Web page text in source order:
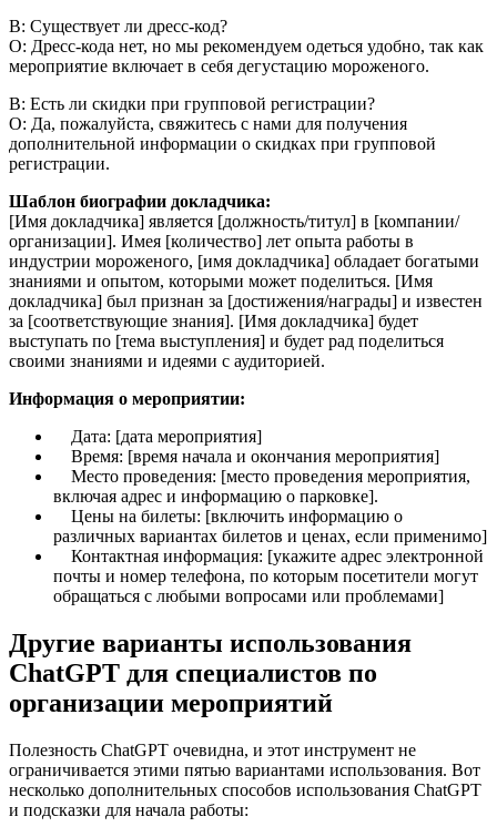
В: Существует ли дресс-код?
О: Дресс-кода нет, но мы рекомендуем одеться удобно, так как
мероприятие включает в себя дегустацию мороженого.
В: Есть ли скидки при групповой регистрации?
О: Да, пожалуйста, свяжитесь с нами для получения
дополнительной информации о скидках при групповой
регистрации.
Шаблон биографии докладчика:
[Имя докладчика] является [должность/титул] в [компании/
организации]. Имея [количество] лет опыта работы в
индустрии мороженого, [имя докладчика] обладает богатыми
знаниями и опытом, которыми может поделиться. [Имя
докладчика] был признан за [достижения/награды] и известен
за [соответствующие знания]. [Имя докладчика] будет
выступать по [тема выступления] и будет рад поделиться
своими знаниями и идеями с аудиторией.
Информация о мероприятии:
Дата: [дата мероприятия]
Время: [время начала и окончания мероприятия]
Место проведения: [место проведения мероприятия,
включая адрес и информацию о парковке].
Цены на билеты: [включить информацию о
различных вариантах билетов и ценах, если применимо]
Контактная информация: [укажите адрес электронной
почты и номер телефона, по которым посетители могут
обращаться с любыми вопросами или проблемами]
Другие варианты использования
ChatGPT для специалистов по
организации мероприятий
Полезность ChatGPT очевидна, и этот инструмент не
ограничивается этими пятью вариантами использования. Вот
несколько дополнительных способов использования ChatGPT
и подсказки для начала работы: